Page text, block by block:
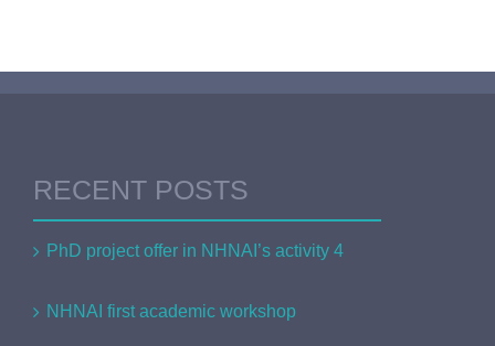
RECENT POSTS
PhD project offer in NHNAI’s activity 4
NHNAI first academic workshop